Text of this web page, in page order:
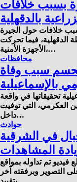
بسبب خلافات
بالدقهلية
خلافات حول الجيرة
الدقهلية، فيما تحركت
الأجهزة الأمنية،…
محافظات
سبب وفاة
بالإسماعيلية
تحقيقاتها في واقعة
العكرمي، التي توفيت
داخل…
حوادث
في الشرقية
المشاهدات
تم تداوله بمواقع
التصوير وبرفقته آخر